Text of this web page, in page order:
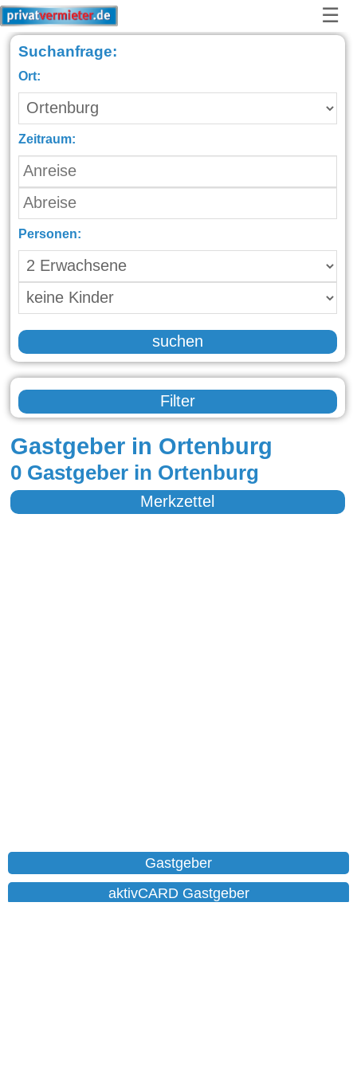
☰
Suchanfrage:
Ort:
Zeitraum:
Personen:
suchen
Filter
Gastgeber in Ortenburg
0 Gastgeber in Ortenburg
Merkzettel
Gastgeber
aktivCARD Gastgeber